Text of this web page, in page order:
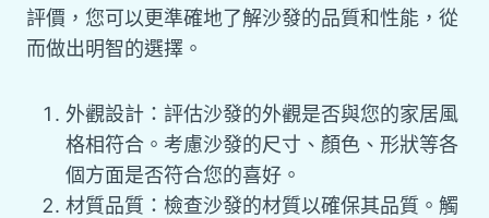
評價，您可以更準確地了解沙發的品質和性能，從
而做出明智的選擇。
外觀設計：評估沙發的外觀是否與您的家居風
格相符合。考慮沙發的尺寸、顏色、形狀等各
個方面是否符合您的喜好。
材質品質：檢查沙發的材質以確保其品質。觸